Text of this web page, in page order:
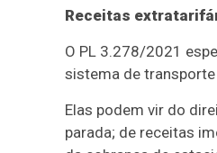
Receitas
O PL 3.278/2021
sistema de
Elas podem vir do
parada; de receitas